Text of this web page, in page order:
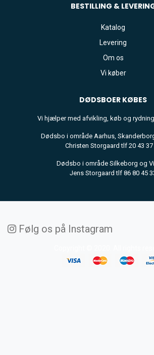
BESTILLING &
Katalog
Levering
Om os
Vi køber
DØDSBOER KØBES
Vi hjælper med afvikling, køb og
Dødsbo i område Aarhus,
Christen Storgaard tlf 20 43 37
Dødsbo i område Silkeborg og
Jens Storgaard tlf 86 80 45
Følg os på Instagram